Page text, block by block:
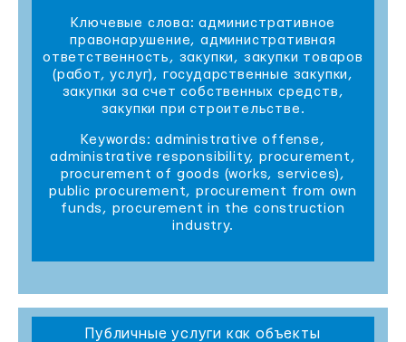
Ключевые слова: административное
правонарушение, административная
ответственность, закупки, закупки товаров
(работ, услуг), государственные закупки,
закупки за счет собственных средств,
закупки при строительстве.
Keywords: administrative offense,
administrative responsibility, procurement,
procurement of goods (works, services),
public procurement, procurement from own
funds, procurement in the construction
industry.
Публичные услуги как объекты